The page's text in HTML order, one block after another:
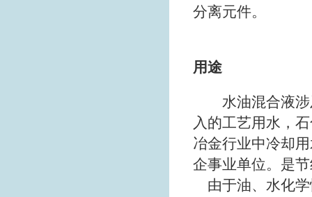
分离元件。
用途
水油混合液涉
入的工艺用水，
冶金行业中冷却
企事业单位。是
由于油、水化学